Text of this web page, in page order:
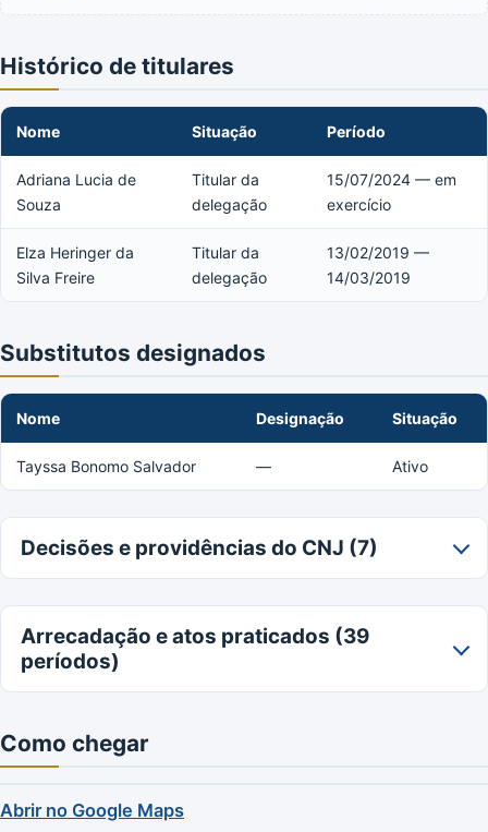
Histórico de titulares
Nome Situação Período
Adriana Lucia de
Souza
Titular da
delegação
15/07/2024 — em
exercício
Elza Heringer da
Silva Freire
Titular da
delegação
13/02/2019 —
14/03/2019
Substitutos designados
Nome Designação Situação
Tayssa Bonomo Salvador — Ativo
Decisões e providências do CNJ (7)
Arrecadação e atos praticados (39
períodos)
Como chegar
Abrir no Google Maps